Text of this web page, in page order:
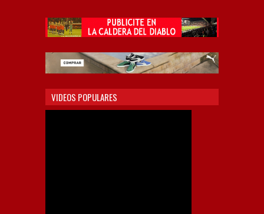
VIDEOS POPULARES